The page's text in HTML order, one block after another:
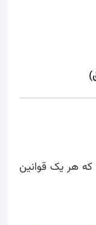
که هر یک قوانین